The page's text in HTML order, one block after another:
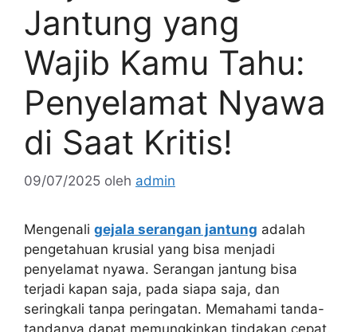
Jantung yang
Wajib Kamu Tahu:
Penyelamat Nyawa
di Saat Kritis!
09/07/2025 oleh admin
Mengenali gejala serangan jantung adalah
pengetahuan krusial yang bisa menjadi
penyelamat nyawa. Serangan jantung bisa
terjadi kapan saja, pada siapa saja, dan
seringkali tanpa peringatan. Memahami tanda-